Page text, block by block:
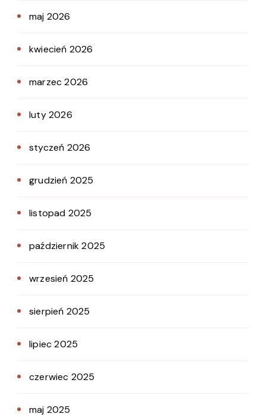
maj 2026
kwiecień 2026
marzec 2026
luty 2026
styczeń 2026
grudzień 2025
listopad 2025
październik 2025
wrzesień 2025
sierpień 2025
lipiec 2025
czerwiec 2025
maj 2025